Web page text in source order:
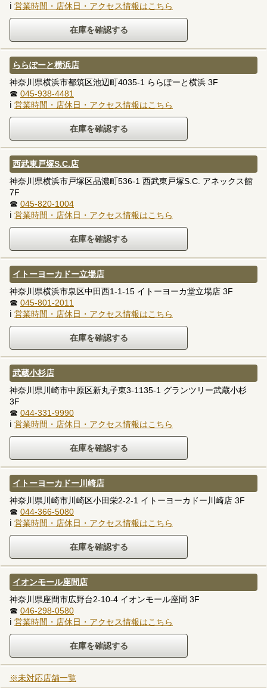
ℹ 営業時間・店休日・アクセス情報はこちら
ららぽーと横浜店
神奈川県横浜市都筑区池辺町4035-1 ららぽーと横浜 3F
☎ 045-938-4481
ℹ 営業時間・店休日・アクセス情報はこちら
西武東戸塚S.C.店
神奈川県横浜市戸塚区品濃町536-1 西武東戸塚S.C. アネックス館
7F
☎ 045-820-1004
ℹ 営業時間・店休日・アクセス情報はこちら
イトーヨーカドー立場店
神奈川県横浜市泉区中田西1-1-15 イトーヨーカ堂立場店 3F
☎ 045-801-2011
ℹ 営業時間・店休日・アクセス情報はこちら
武蔵小杉店
神奈川県川崎市中原区新丸子東3-1135-1 グランツリー武蔵小杉
3F
☎ 044-331-9990
ℹ 営業時間・店休日・アクセス情報はこちら
イトーヨーカドー川崎店
神奈川県川崎市川崎区小田栄2-2-1 イトーヨーカドー川崎店 3F
☎ 044-366-5080
ℹ 営業時間・店休日・アクセス情報はこちら
イオンモール座間店
神奈川県座間市広野台2-10-4 イオンモール座間 3F
☎ 046-298-0580
ℹ 営業時間・店休日・アクセス情報はこちら
※未対応店舗一覧